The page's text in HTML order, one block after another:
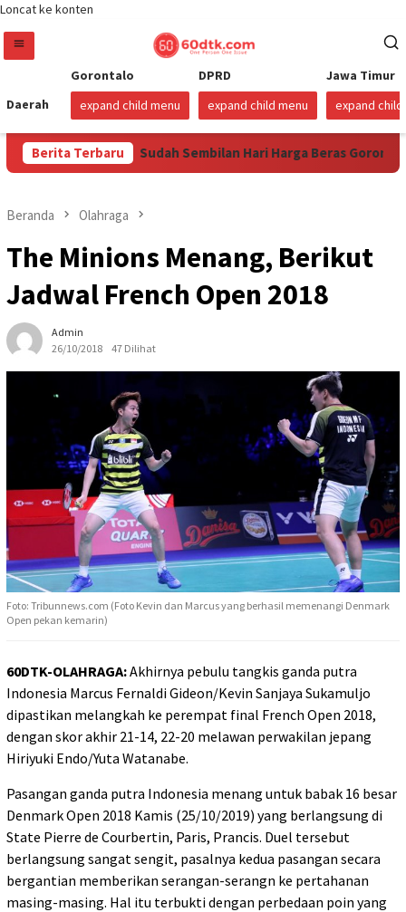
Loncat ke konten
Daerah
Gorontalo
expand child menu
DPRD
expand child menu
Jawa Timur
expand child
Berita Terbaru
2026 Sudah Sembilan Hari Harga Beras Gorontalo
Beranda Olahraga
The Minions Menang, Berikut
Jadwal French Open 2018
Admin
26/10/2018
47 Dilihat
Foto: Tribunnews.com (Foto Kevin dan Marcus yang berhasil memenangi Denmark
Open pekan kemarin)
60DTK-OLAHRAGA:Akhirnya pebulu tangkis ganda putra
Indonesia Marcus Fernaldi Gideon/Kevin Sanjaya Sukamuljo
dipastikan melangkah ke perempat final French Open 2018,
dengan skor akhir 21-14, 22-20 melawan perwakilan jepang
Hiriyuki Endo/Yuta Watanabe.
Pasangan ganda putra Indonesia menang untuk babak 16 besar
Denmark Open 2018 Kamis (25/10/2019) yang berlangsung di
State Pierre de Courbertin, Paris, Prancis. Duel tersebut
berlangsung sangat sengit, pasalnya kedua pasangan secara
bergantian memberikan serangan-serangn ke pertahanan
masing-masing. Hal itu terbukti dengan perbedaan poin yang